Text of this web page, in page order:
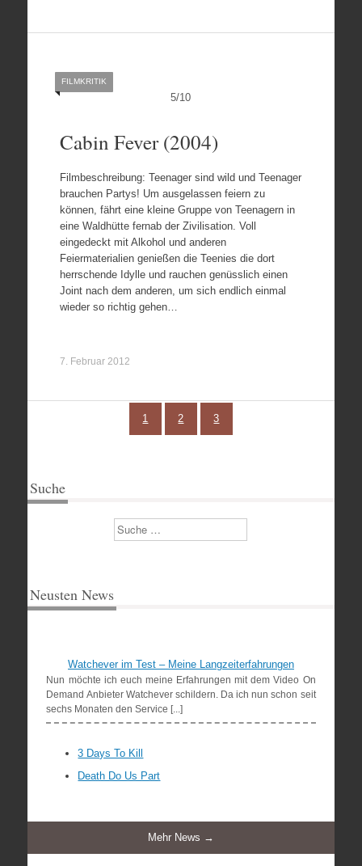
5/10
FILMKRITIK
Cabin Fever (2004)
Filmbeschreibung: Teenager sind wild und Teenager
brauchen Partys! Um ausgelassen feiern zu
können, fährt eine kleine Gruppe von Teenagern in
eine Waldhütte fernab der Zivilisation. Voll
eingedeckt mit Alkohol und anderen
Feiermaterialien genießen die Teenies die dort
herrschende Idylle und rauchen genüsslich einen
Joint nach dem anderen, um sich endlich einmal
wieder so richtig gehen…
7. Februar 2012
1 2 3
Suche
Suchen
Neusten News
Watchever im Test – Meine Langzeiterfahrungen
Nun möchte ich euch meine Erfahrungen mit dem Video On
Demand Anbieter Watchever schildern. Da ich nun schon seit
sechs Monaten den Service [...]
3 Days To Kill
Death Do Us Part
Mehr News →